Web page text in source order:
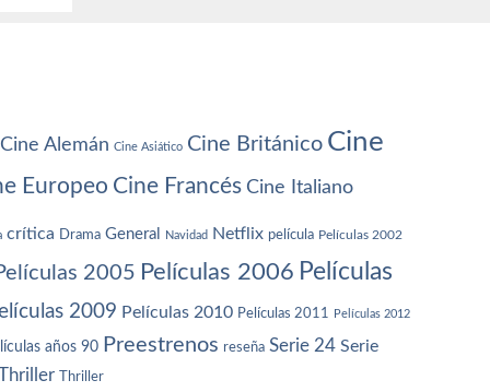
Cine Alemán Cine Asiático Cine Británico Cine
Europeo Cine Francés Cine Italiano
crítica Drama General Navidad Netflix película Películas 2002
2005 Películas 2006 Películas
2009 Películas 2010 Películas 2011 Películas 2012
años 90 Preestrenos reseña Serie 24 Serie
Thriller